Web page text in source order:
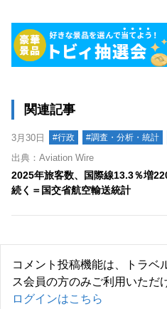
関連記事
3月30日 #行政 #調査・分析・統計
出典：Aviation Wire
2025年旅客数、国際線13.3％増
続く＝国交省航空輸送統計
コメント投稿機能は、トラベ
ス会員の方のみご利用いただ
ログインはこちら